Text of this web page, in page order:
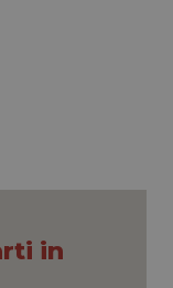
Ulcerosa
in